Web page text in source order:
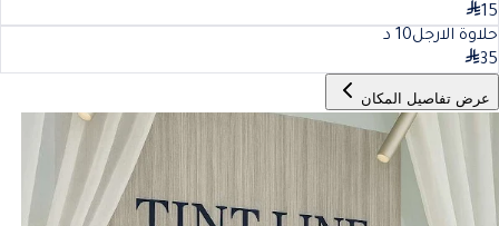
15
حلاوة الارجل10 د
35
عرض تفاصيل المكان